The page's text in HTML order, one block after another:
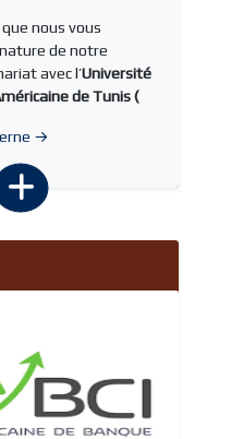
que nous vous
de notre
avec l’Université
de Tunis (
→